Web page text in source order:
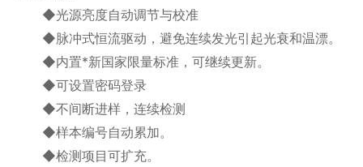
◆光源亮度自动调节与校准
◆脉冲式恒流驱动，避免连续发光引起光衰和温漂。
◆内置*新国家限量标准，可继续更新。
◆可设置密码登录
◆不间断进样，连续检测
◆样本编号自动累加。
◆检测项目可扩充。